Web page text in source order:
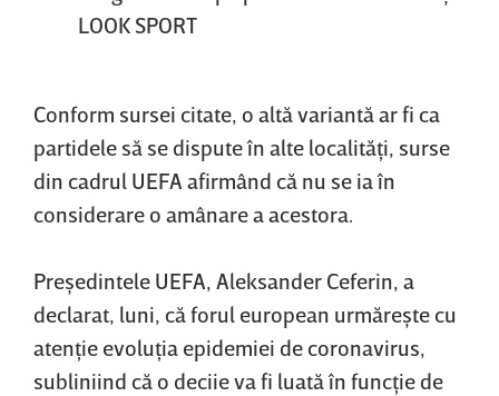
LOOK SPORT
Conform sursei citate, o altă variantă ar fi ca
partidele să se dispute în alte localităţi, surse
din cadrul UEFA afirmând că nu se ia în
considerare o amânare a acestora.
Preşedintele UEFA, Aleksander Ceferin, a
declarat, luni, că forul european urmăreşte cu
atenţie evoluţia epidemiei de coronavirus,
subliniind că o deciie va fi luată în funcţie de